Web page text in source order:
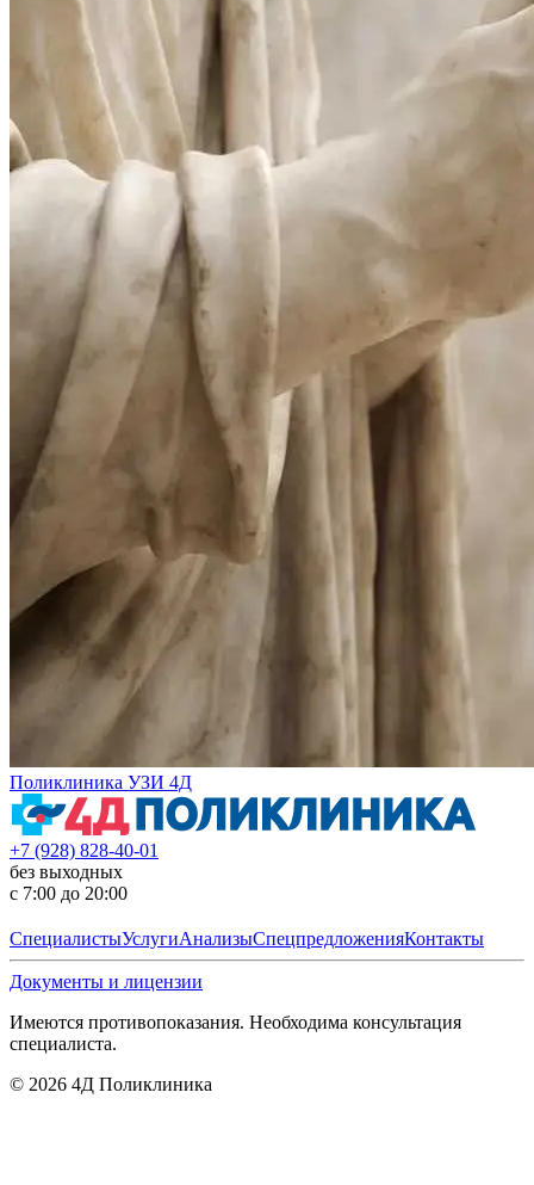
Поликлиника УЗИ 4Д
+7 (928) 828-40-01
без выходных
с 7:00 до 20:00
СпециалистыУслугиАнализыСпецпредложенияКонтакты
Документы и лицензии
Имеются противопоказания. Необходима консультация
специалиста.
© 2026 4Д Поликлиника